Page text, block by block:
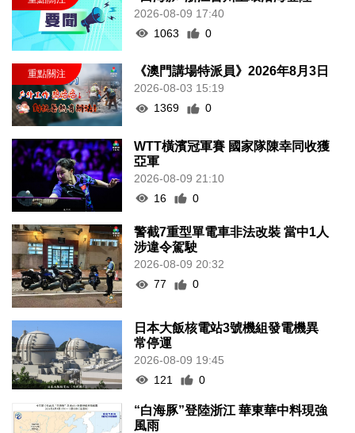
2026-08-09 17:40
1063
0
《澳門講場特派員》2026年8月3日
2026-08-03 15:19
1369
0
WTT橫濱冠軍賽 國家隊陳幸同收獲
亞軍
2026-08-09 21:10
16
0
警截7重型單電車非法改裝 當中1人
涉違令駕駛
2026-08-09 20:32
77
0
日本大飯核電站3號機組發電機異
常停運
2026-08-09 19:45
121
0
“白海豚”登陸浙江 華東華中料現強
風雨